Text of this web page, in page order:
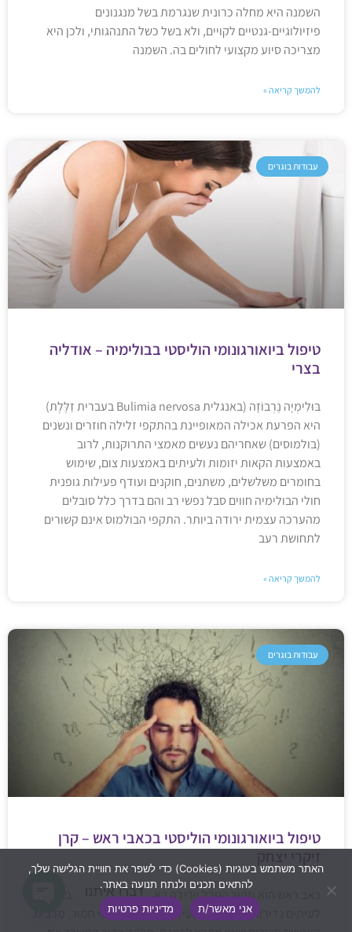
השמנה היא מחלה כרונית שנגרמת בשל מנגנונים
פיזיולוגיים-גנטיים לקויים, ולא בשל כשל התנהגותי, ולכן היא
מצריכה סיוע מקצועי לחולים בה. השמנה
להמשך קריאה »
עבודות בוגרים
טיפול ביואורגונומי הוליסטי בבולימיה – אודליה
בצרי
בּוּלִימְיָה נֶרְבוֹזָה (באנגלית Bulimia nervosa בעברית זַלֶּלֶת)
היא הפרעת אכילה המאופיינת בהתקפי זלילה חוזרים ונשנים
(בולמוסים) שאחריהם נעשים מאמצי התרוקנות, לרוב
באמצעות הקאות יזומות ולעיתים באמצעות צום, שימוש
בחומרים משלשלים, משתנים, חוקנים ועודף פעילות גופנית
חולי הבולימיה חווים סבל נפשי רב והם בדרך כלל סובלים
מהערכה עצמית ירודה ביותר. התקפי הבולמוס אינם קשורים
לתחושת רעב
להמשך קריאה »
עבודות בוגרים
טיפול ביואורגונומי הוליסטי בכאבי ראש – קרן
כאב ראש הוא מקור הסבל וירידה באיכות החיים הנפוץ ביותר.
לעיתים נדירות, כאב ראש מעיד על מצב בריאותי חמור. מרבית
האתר משתמש בעוגיות (Cookies) כדי לשפר את חוויית הגלישה שלך,
להתאים תכנים ולנתח תנועה באתר.
אני מאשר/ת
מדיניות פרטיות
דברו איתנו